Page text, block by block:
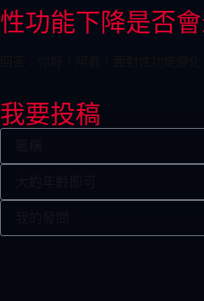
性功能下降是否
我要投稿